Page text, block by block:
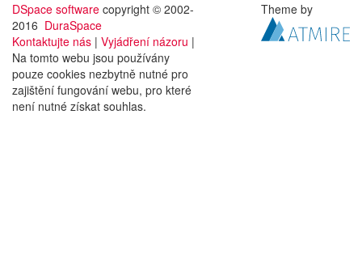
DSpace software copyright © 2002-
2016 DuraSpace
Kontaktujte nás | Vyjádření názoru |
Na tomto webu jsou používány
pouze cookies nezbytně nutné pro
zajištění fungování webu, pro které
není nutné získat souhlas.
Theme by